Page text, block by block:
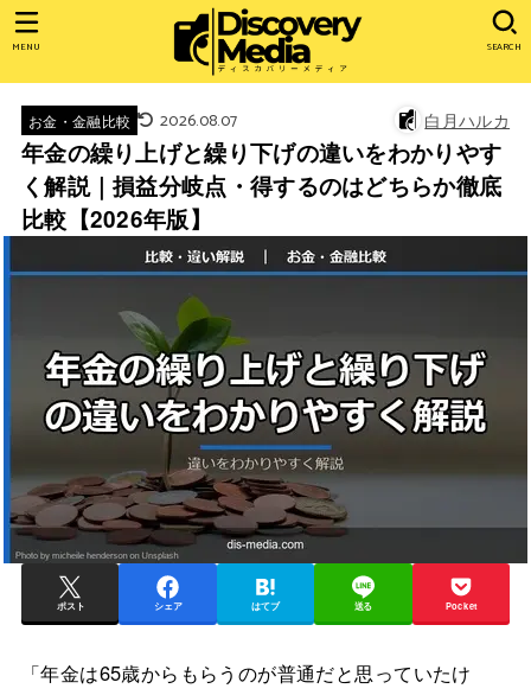
SEARCH
MENU
お金・金融比較 2026.08.07 白月ハルカ
年金の繰り上げと繰り下げの違いをわかりやす
く解説｜損益分岐点・得するのはどちらか徹底
比較【2026年版】
ポスト シェア はてブ 送る Pocket
「年金は65歳からもらうのが普通だと思っていたけ